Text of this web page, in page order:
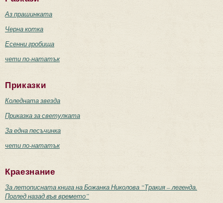
Аз прашинката
Черна котка
Есенни гробища
чети по-нататък
Приказки
Коледната звезда
Приказка за светулката
За една песъчинка
чети по-нататък
Краезнание
За летописната книга на Божанка Николова “Тракия – легенда.
Поглед назад във времето”